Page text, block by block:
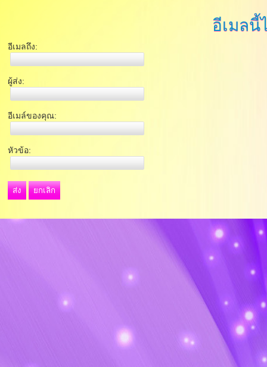
อีเมลนี้
อีเมลถึง:
ผู้ส่ง:
อีเมล์ของคุณ:
หัวข้อ:
ส่ง ยกเลิก